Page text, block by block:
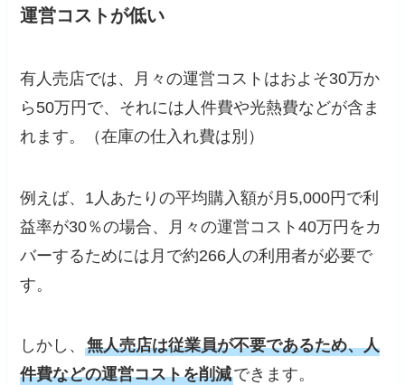
運営コストが低い
有人売店では、月々の運営コストはおよそ30万か
ら50万円で、それには人件費や光熱費などが含ま
れます。（在庫の仕入れ費は別）
例えば、1人あたりの平均購入額が月5,000円で利
益率が30％の場合、月々の運営コスト40万円をカ
バーするためには月で約266人の利用者が必要で
す。
しかし、無人売店は従業員が不要であるため、人
件費などの運営コストを削減できます。